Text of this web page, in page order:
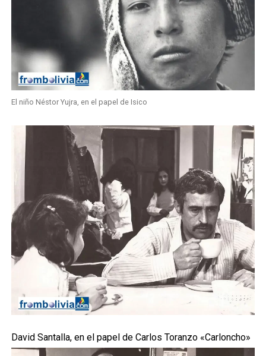
El niño Néstor Yujra, en el papel de Isico
David Santalla, en el papel de Carlos Toranzo «Carloncho»